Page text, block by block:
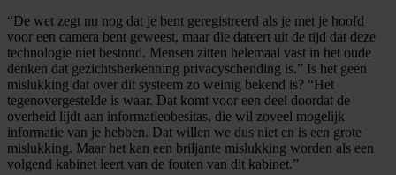
“De wet zegt nu nog dat je bent geregistreerd als je met je hoofd
voor een camera bent geweest, maar die dateert uit de tijd dat deze
technologie niet bestond. Mensen zitten helemaal vast in het oude
denken dat gezichtsherkenning privacyschending is.” Is het geen
mislukking dat over dit systeem zo weinig bekend is? “Het
tegenovergestelde is waar. Dat komt voor een deel doordat de
overheid lijdt aan informatieobesitas, die wil zoveel mogelijk
informatie van je hebben. Dat willen we dus niet en is een grote
mislukking. Maar het kan een briljante mislukking worden als een
volgend kabinet leert van de fouten van dit kabinet.”